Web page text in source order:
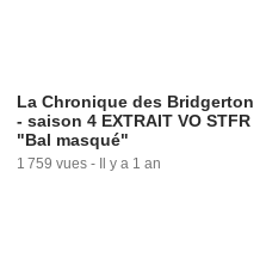
La Chronique des Bridgerton
- saison 4 EXTRAIT VO STFR
"Bal masqué"
1 759 vues - Il y a 1 an